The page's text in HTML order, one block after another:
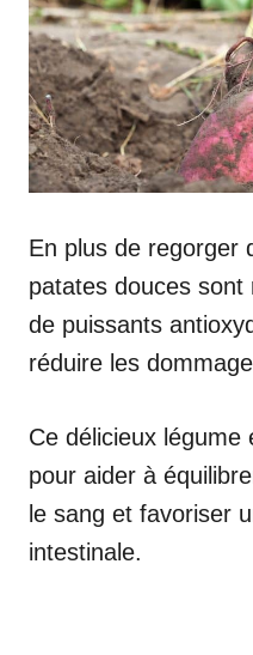
En plus de regorger
patates douces
de puissants
réduire les
Ce délicieux légume
pour aider à
le sang et favoriser
intestinale.